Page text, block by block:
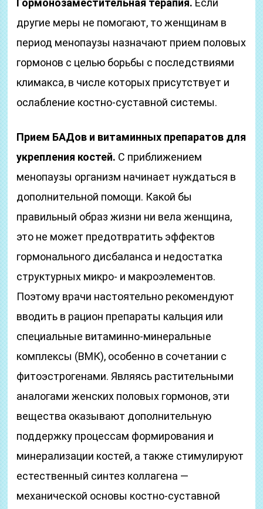
Гормонозаместительная терапия. Если
другие меры не помогают, то женщинам в
период менопаузы назначают прием половых
гормонов с целью борьбы с последствиями
климакса, в числе которых присутствует и
ослабление костно-суставной системы.
Прием БАДов и витаминных препаратов для
укрепления костей. С приближением
менопаузы организм начинает нуждаться в
дополнительной помощи. Какой бы
правильный образ жизни ни вела женщина,
это не может предотвратить эффектов
гормонального дисбаланса и недостатка
структурных микро- и макроэлементов.
Поэтому врачи настоятельно рекомендуют
вводить в рацион препараты кальция или
специальные витаминно-минеральные
комплексы (ВМК), особенно в сочетании с
фитоэстрогенами. Являясь растительными
аналогами женских половых гормонов, эти
вещества оказывают дополнительную
поддержку процессам формирования и
минерализации костей, а также стимулируют
естественный синтез коллагена —
механической основы костно-суставной